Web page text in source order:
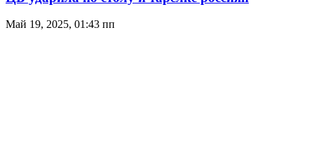
Май 19, 2025, 01:43 пп